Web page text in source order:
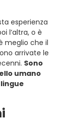
esperienza
l’altra, o è
meglio che il
arrivate le
Sono
umano